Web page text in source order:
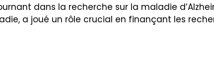
dans la recherche sur la maladie
a joué un rôle crucial en finançant les